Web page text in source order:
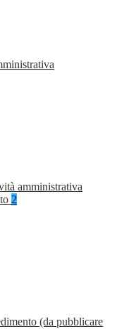
amministrativa
2
(da pubblicare